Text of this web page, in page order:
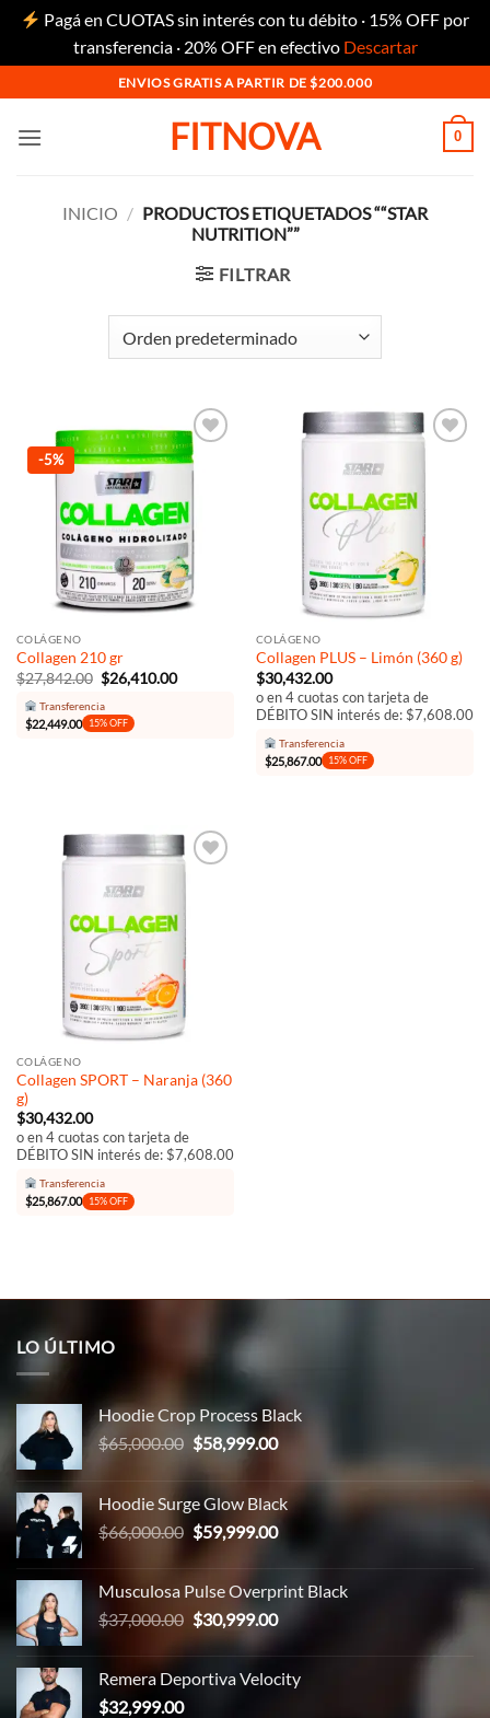
Pagá en CUOTAS sin interés con tu débito · 15% OFF por
transferencia · 20% OFF en efectivo Descartar
al
contenido
ENVIOS GRATIS A PARTIR DE $200.000
FITNOVA 0
INICIO / PRODUCTOS ETIQUETADOS ““STAR
NUTRITION””
FILTRAR
-5%
Añadir
deseos
COLÁGENO
Collagen 210 gr
$27,842.00 El
precio
original
era:
$27,842.00.
$26,410.00El
Transferencia
$22,449.00 15% OFF
COLÁGENO
Collagen PLUS – Limón (360 g)
$30,432.00
o en 4 cuotas con tarjeta de
DÉBITO SIN interés de: $7,608.00
Transferencia
$25,867.00 15% OFF
COLÁGENO
Collagen SPORT – Naranja (360
g)
$30,432.00
o en 4 cuotas con tarjeta de
DÉBITO SIN interés de: $7,608.00
Transferencia
$25,867.00 15% OFF
LO ÚLTIMO
Hoodie Crop Process Black
$65,000.00 El
original
era:
$65,000.00.
$58,999.00El
actual
es:
$58,999.00.
Hoodie Surge Glow Black
$66,000.00 El
original
era:
$66,000.00.
$59,999.00El
es:
$59,999.00.
Musculosa Pulse Overprint Black
$37,000.00 El
precio
original
era:
$30,999.00El
actual
es:
Remera Deportiva Velocity
$32,999.00